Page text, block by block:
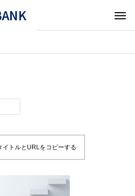
イトルとURLをコピーする